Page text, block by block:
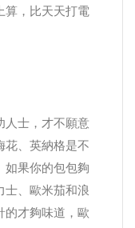
算，比天天打電
人士，才不願意
花、英納格是不
如果你的包包夠
士、歐米茄和浪
的才夠味道，歐